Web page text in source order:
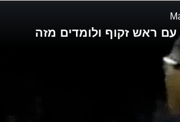
ראש זקוף ולומדים מזה